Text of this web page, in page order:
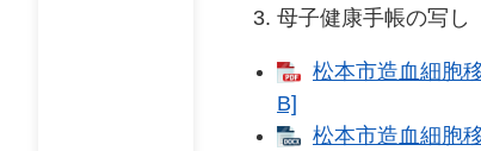
母子健康手帳の写し
松本市造血細胞
B]
松本市造血細胞